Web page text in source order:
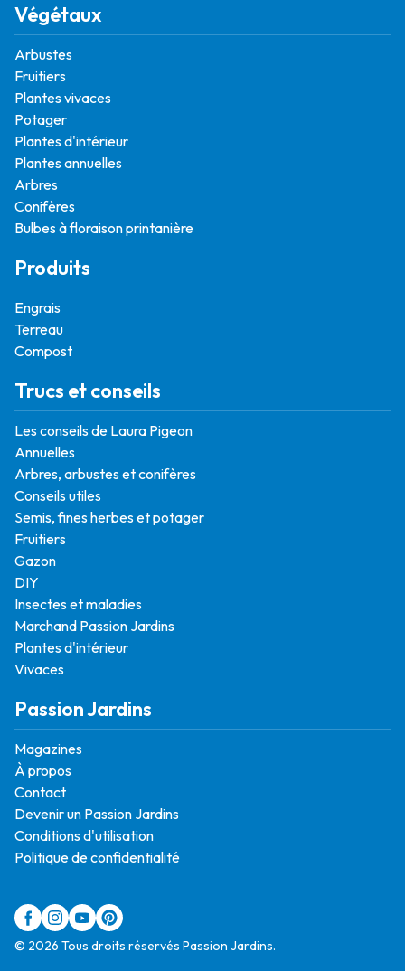
Végétaux
Arbustes
Fruitiers
Plantes vivaces
Potager
Plantes d'intérieur
Plantes annuelles
Arbres
Conifères
Bulbes à floraison printanière
Produits
Engrais
Terreau
Compost
Trucs et conseils
Les conseils de Laura Pigeon
Annuelles
Arbres, arbustes et conifères
Conseils utiles
Semis, fines herbes et potager
Fruitiers
Gazon
DIY
Insectes et maladies
Marchand Passion Jardins
Plantes d'intérieur
Vivaces
Passion Jardins
Magazines
À propos
Contact
Devenir un Passion Jardins
Conditions d'utilisation
Politique de confidentialité
© 2026 Tous droits réservés Passion Jardins.